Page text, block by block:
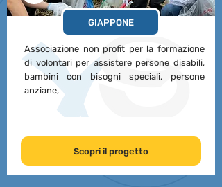
GIAPPONE
Associazione non profit per la formazione
di volontari per assistere persone disabili,
bambini con bisogni speciali, persone
anziane,
Scopri il progetto